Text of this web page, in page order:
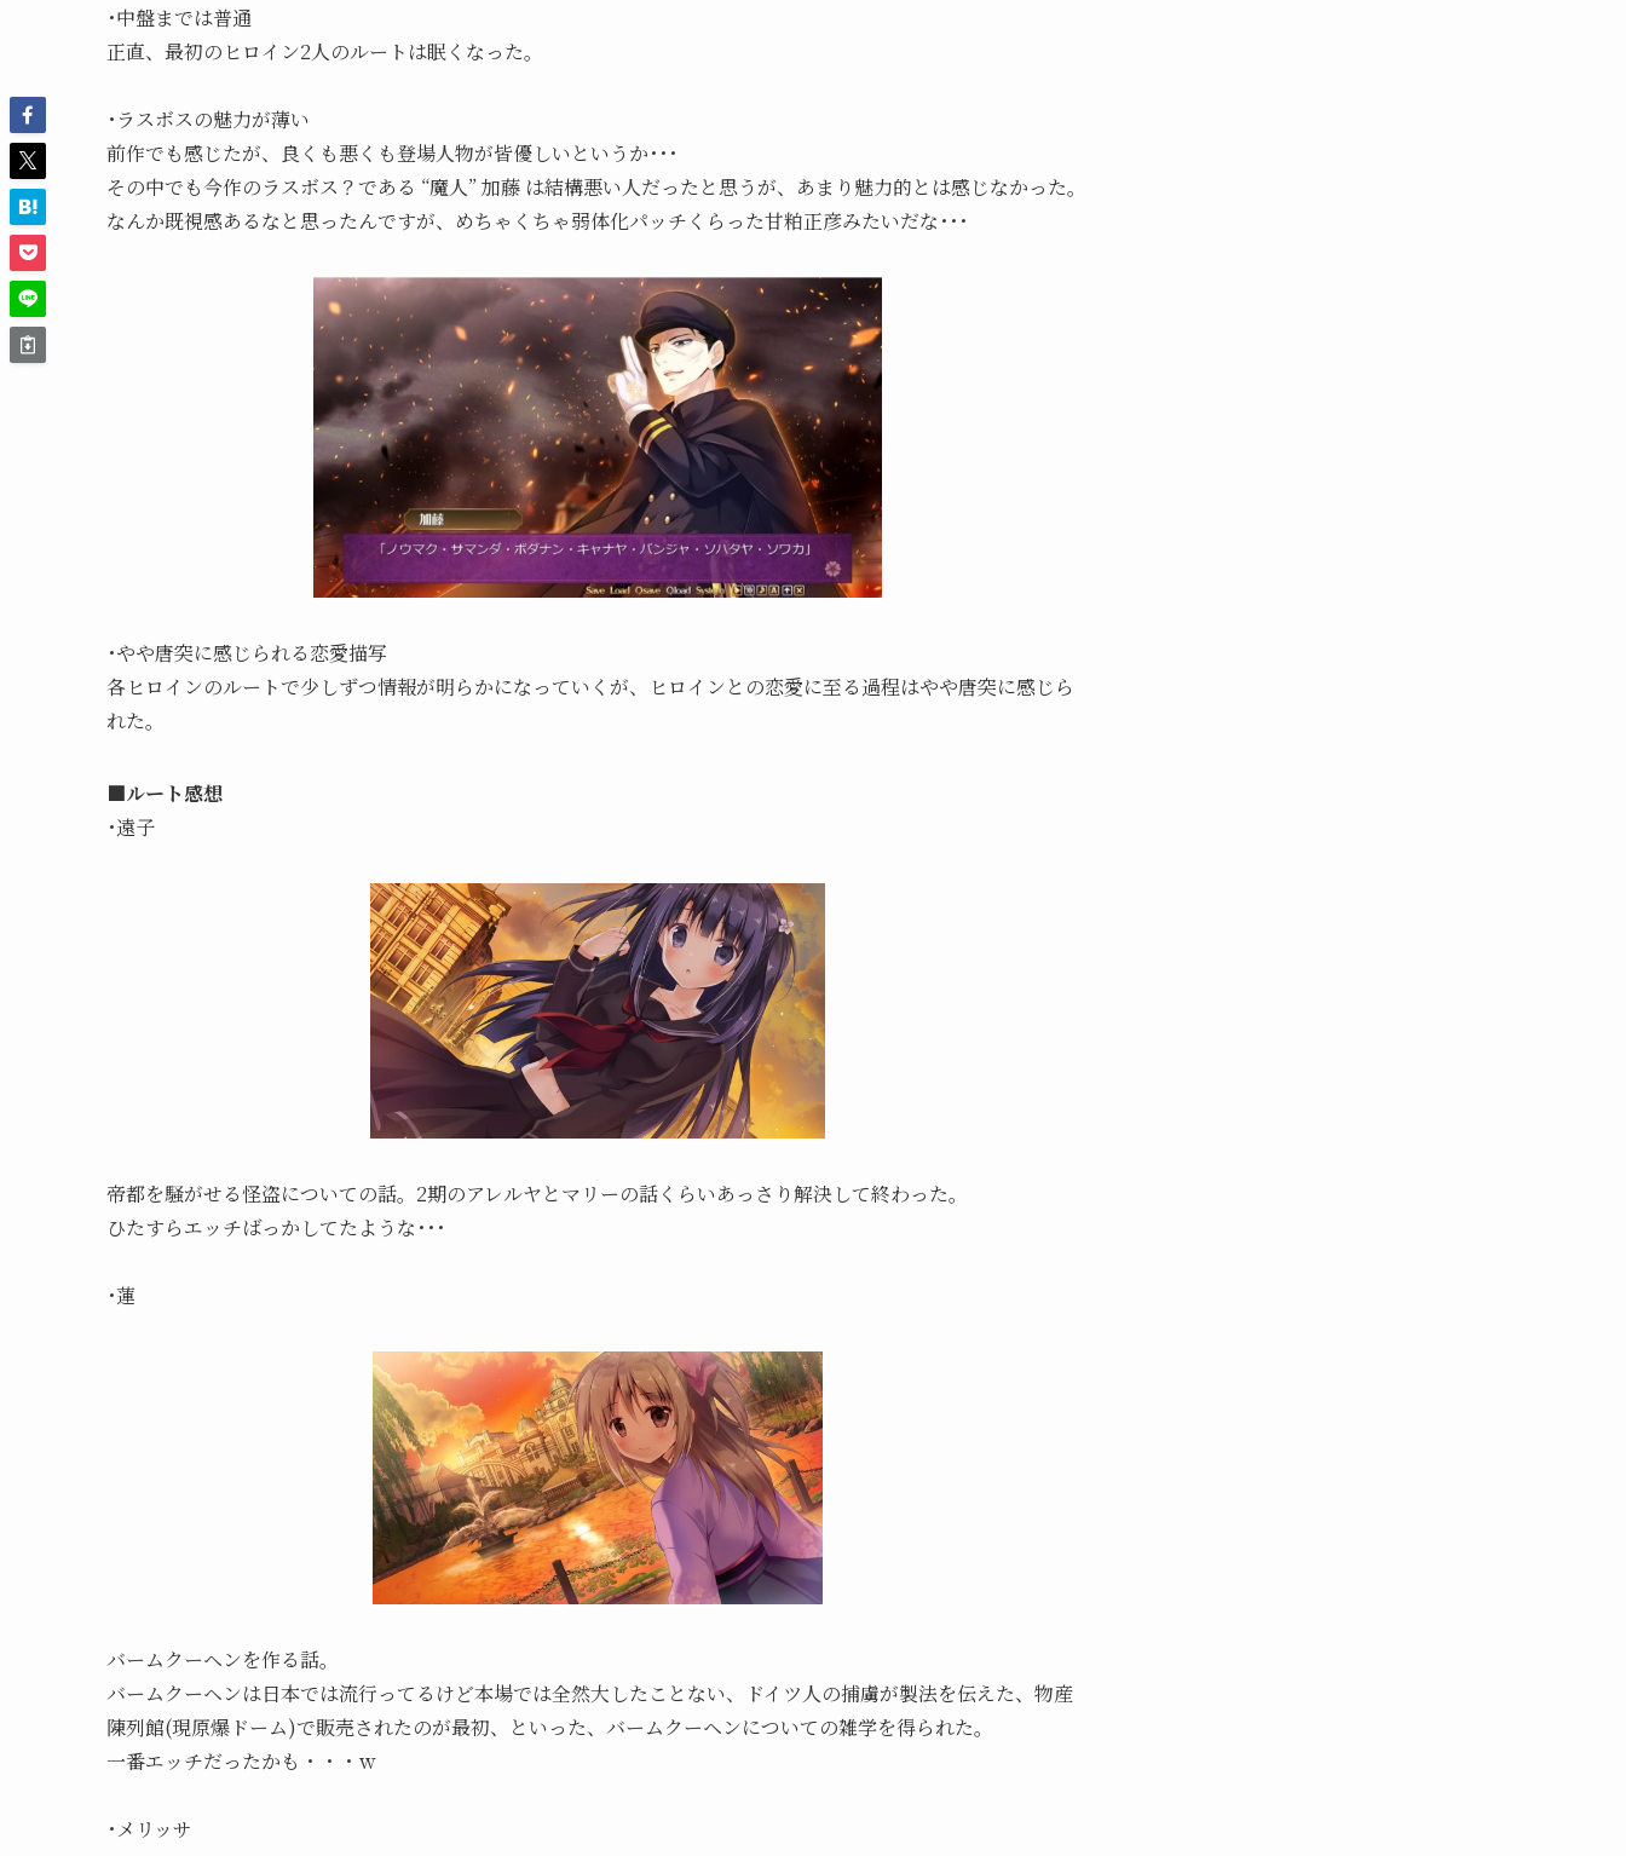
･中盤までは普通
正直、最初のヒロイン2人のルートは眠くなった。
･ラスボスの魅力が薄い
前作でも感じたが、良くも悪くも登場人物が皆優しいというか･･･
その中でも今作のラスボス？である “魔人” 加藤 は結構悪い人だったと思うが、あまり魅力的とは感じなかった。
なんか既視感あるなと思ったんですが、めちゃくちゃ弱体化パッチくらった甘粕正彦みたいだな･･･
･やや唐突に感じられる恋愛描写
各ヒロインのルートで少しずつ情報が明らかになっていくが、ヒロインとの恋愛に至る過程はやや唐突に感じら
れた。
■ルート感想
･遠子
帝都を騒がせる怪盗についての話。2期のアレルヤとマリーの話くらいあっさり解決して終わった。
ひたすらエッチばっかしてたような･･･
･蓮
バームクーヘンを作る話。
バームクーヘンは日本では流行ってるけど本場では全然大したことない、ドイツ人の捕虜が製法を伝えた、物産
陳列館(現原爆ドーム)で販売されたのが最初、といった、バームクーヘンについての雑学を得られた。
一番エッチだったかも・・・ｗ
･メリッサ